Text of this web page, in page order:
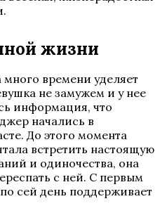
жизни
времени уделяет
не замужем и у нее
информация, что
начались в
До этого момента
встретить настоящую
и одиночества, она
с ней. С первым
сей день поддерживает